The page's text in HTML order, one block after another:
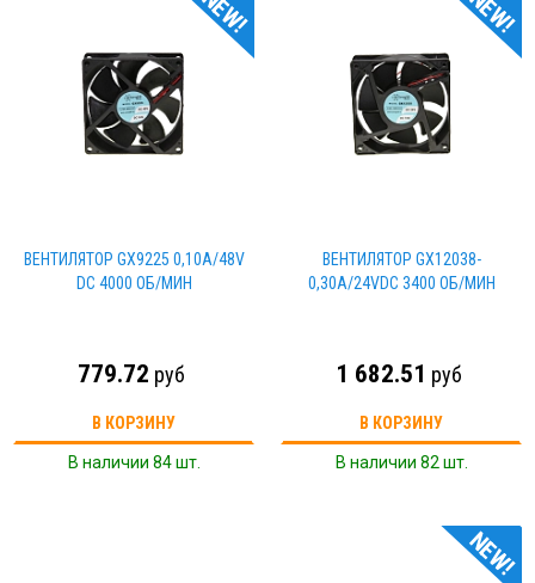
ВЕНТИЛЯТОР GX9225 0,10А/48V
DC 4000 ОБ/МИН
779.72 руб
В КОРЗИНУ
В наличии 84 шт.
ВЕНТИЛЯТОР GX12038-
0,30А/24VDC 3400 ОБ/МИН
1 682.51 руб
В КОРЗИНУ
В наличии 82 шт.
NEW!